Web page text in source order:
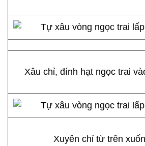
Xâu chỉ, đính hạt ngọc trai
Xuyên chỉ từ trên